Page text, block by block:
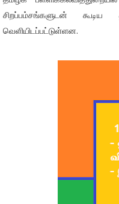
சிறப்பம்சங்களுடன் கூடிய
வெளியிடப்பட்டுள்ளன.